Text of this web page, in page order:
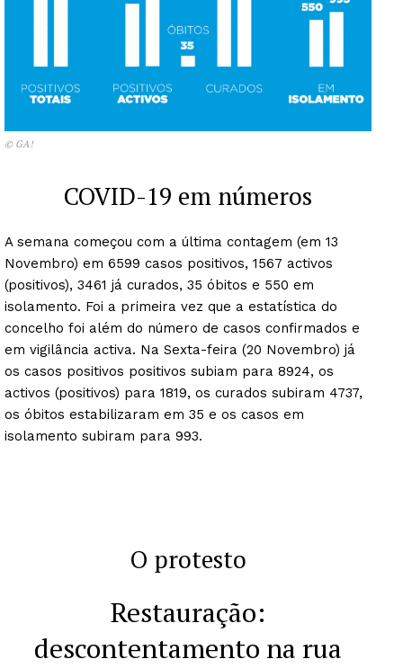
© GA!
COVID-19 em números
A semana começou com a última contagem (em 13
Novembro) em 6599 casos positivos, 1567 activos
(positivos), 3461 já curados, 35 óbitos e 550 em
isolamento. Foi a primeira vez que a estatística do
concelho foi além do número de casos confirmados e
em vigilância activa. Na Sexta-feira (20 Novembro) já
os casos positivos positivos subiam para 8924, os
activos (positivos) para 1819, os curados subiram 4737,
os óbitos estabilizaram em 35 e os casos em
isolamento subiram para 993.
O protesto
Restauração:
descontentamento na rua